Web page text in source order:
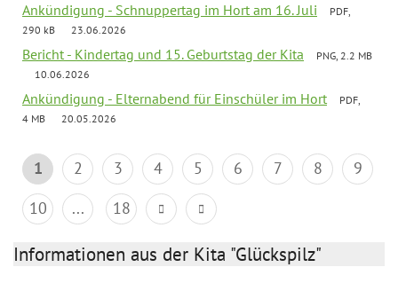
Ankündigung - Schnuppertag im Hort am 16. Juli
PDF,
290 kB
23.06.2026
Bericht - Kindertag und 15. Geburtstag der Kita
PNG, 2.2 MB
10.06.2026
Ankündigung - Elternabend für Einschüler im Hort
PDF,
4 MB
20.05.2026
1 2 3 4 5 6 7 8
9
10
... 18
Informationen aus der Kita "Glückspilz"